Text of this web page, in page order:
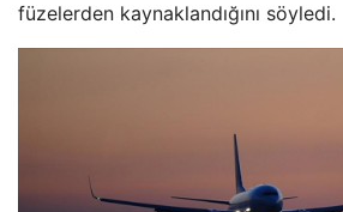
füzelerden kaynaklandığını söyledi.